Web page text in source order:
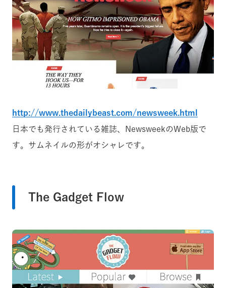
http://www.thedailybeast.com/newsweek.html
日本でも発行されている雑誌、NewsweekのWeb版で
す。サムネイルの形がオシャレです。
The Gadget Flow